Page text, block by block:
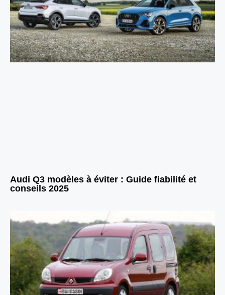
Audi Q3 modèles à éviter : Guide fiabilité et
conseils 2025